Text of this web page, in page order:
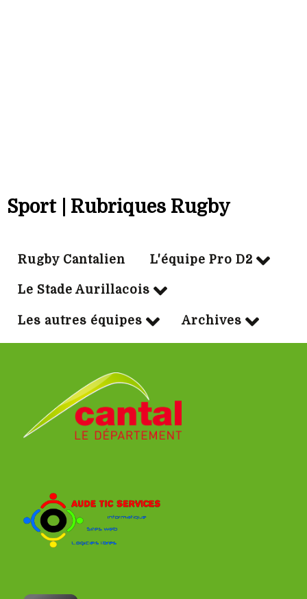
Sport | Rubriques Rugby
Rugby Cantalien L'équipe Pro D2
Le Stade Aurillacois
Les autres équipes Archives